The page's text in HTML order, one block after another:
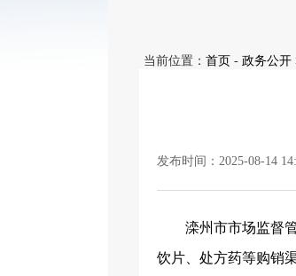
当前位置： 首页 - 政务公开
发布时间：2025-08-14
滦州市市场监督
饮片、处方药等购销